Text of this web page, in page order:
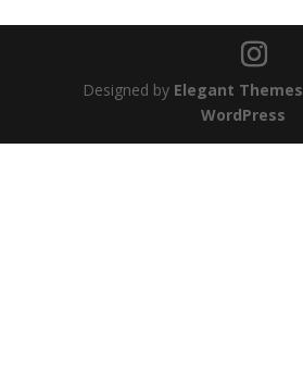
Designed by Elegant Themes
WordPress